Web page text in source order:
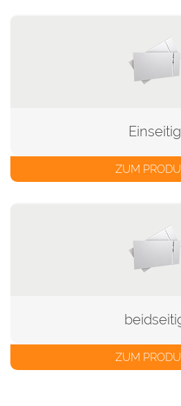
Einseitig
ZUM
ZUM